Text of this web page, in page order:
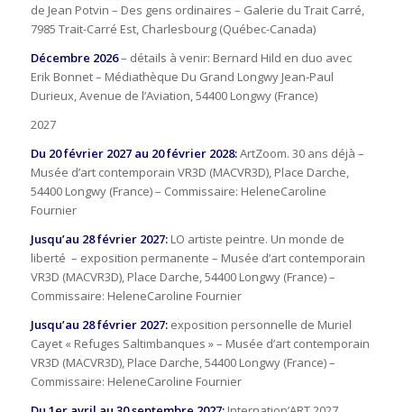
de Jean Potvin – Des gens ordinaires – Galerie du Trait Carré,
7985 Trait-Carré Est, Charlesbourg (Québec-Canada)
Décembre 2026– détails à venir: Bernard Hild en duo avec
Erik Bonnet – Médiathèque Du Grand Longwy Jean-Paul
Durieux, Avenue de l’Aviation, 54400 Longwy (France)
2027
Du 20 février 2027 au 20 février 2028:ArtZoom. 30 ans déjà –
Musée d’art contemporain VR3D (MACVR3D), Place Darche,
54400 Longwy (France) – Commissaire: HeleneCaroline
Fournier
Jusqu’au 28 février 2027:LO artiste peintre. Un monde de
liberté – exposition permanente – Musée d’art contemporain
VR3D (MACVR3D), Place Darche, 54400 Longwy (France) –
Commissaire: HeleneCaroline Fournier
Jusqu’au 28 février 2027: exposition personnelle de Muriel
Cayet « Refuges Saltimbanques » – Musée d’art contemporain
VR3D (MACVR3D), Place Darche, 54400 Longwy (France) –
Commissaire: HeleneCaroline Fournier